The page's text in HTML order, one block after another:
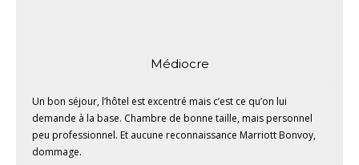
Médiocre
Un bon séjour, l’hôtel est excentré mais c’est ce qu’on lui
demande à la base. Chambre de bonne taille, mais personnel
peu professionnel. Et aucune reconnaissance Marriott Bonvoy,
dommage.